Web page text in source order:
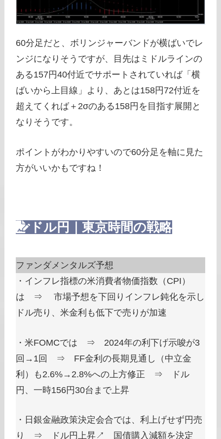
60分足だと、ボリンジャーバンドが横ばいでレ
ンジになりそうですが、目先はミドルラインの
ある157円40付近でサポートされていれば「横
ばいから上目線」より、あとは158円72付近を
超えてくれば＋2σのある158円を目指す展開と
なりそうです。
ポイントがわかりやすいので60分足を軸に見た
方がいいかもですね！
ドル円｜東京時間の戦略
ファンダメンタルズ予想
・インフレ指標の米消費者物価指数（CPI）
は ⇒ 市場予想を下回りインフレ鈍化を示し
ドル売り、米金利も低下で売りが加速
・米FOMCでは ⇒ 2024年の利下げ示唆が3
回→1回 ⇒ FF金利の長期見通し（中立金
利）も2.6%→2.8%への上方修正 ⇒ ドル
円、一時156円30台まで上昇
・日銀金融政策決定会合では、利上げせず円売
り ⇒ ドル円上昇↗ 国債購入減額を決定